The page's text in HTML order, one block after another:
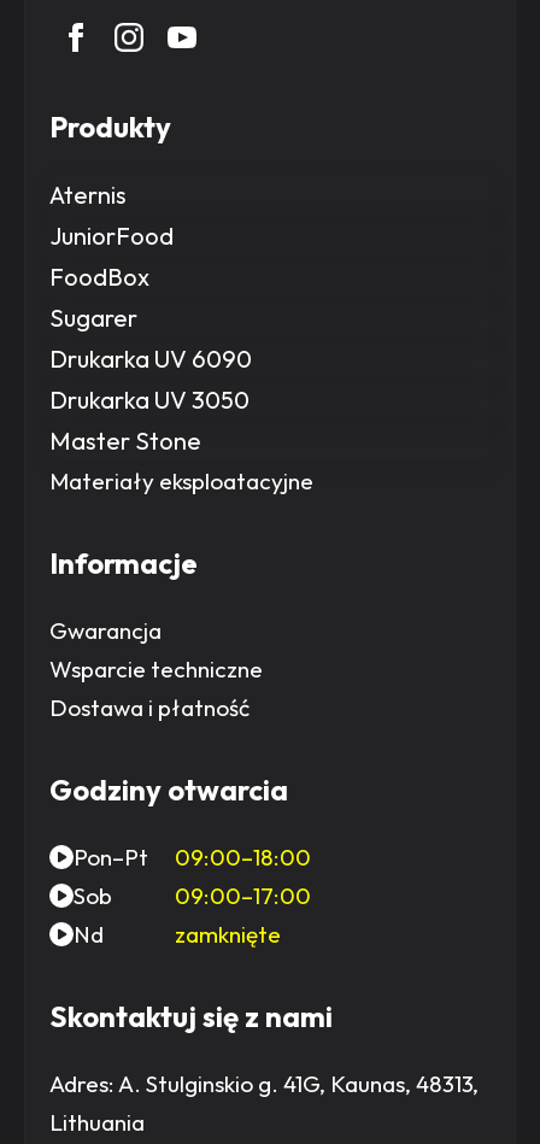
Produkty
Aternis
JuniorFood
FoodBox
Sugarer
Drukarka UV 6090
Drukarka UV 3050
Master Stone
Materiały eksploatacyjne
Informacje
Gwarancja
Wsparcie techniczne
Dostawa i płatność
Godziny otwarcia
Pon–Pt
09:00–18:00
Sob
09:00–17:00
Nd
zamknięte
Skontaktuj się z nami
Adres: A. Stulginskio g. 41G, Kaunas, 48313,
Lithuania